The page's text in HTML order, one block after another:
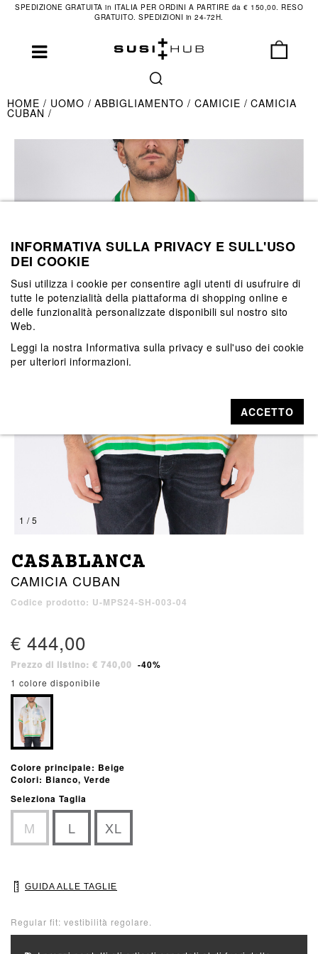
SPEDIZIONE GRATUITA in ITALIA PER ORDINI A PARTIRE da € 150,00. RESO
GRATUITO. SPEDIZIONI in 24-72H.
HOME UOMO ABBIGLIAMENTO CAMICIE CAMICIA
CUBAN
1 / 5
CASABLANCA
CAMICIA CUBAN
Codice prodotto: U-MPS24-SH-003-04
€ 444,00
Prezzo di listino: € 740,00 -40%
1 colore disponibile
Colore principale: Beige
Colori: Bianco, Verde
Seleziona Taglia
M L XL
GUIDA ALLE TAGLIE
Regular fit: vestibilità regolare.
INFORMATIVA SULLA PRIVACY E SULL'USO
DEI COOKIE
Susi utilizza i cookie per consentire agli utenti di usufruire di
tutte le potenzialità della piattaforma di shopping online e
delle funzionalità personalizzate disponibili sul nostro sito
Web.
Leggi la nostra Informativa sulla privacy e sull'uso dei cookie
per ulteriori informazioni.
ACCETTO